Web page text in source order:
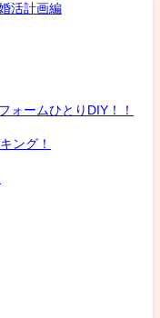
活計画編
ォームひとりDIY！！
ング！